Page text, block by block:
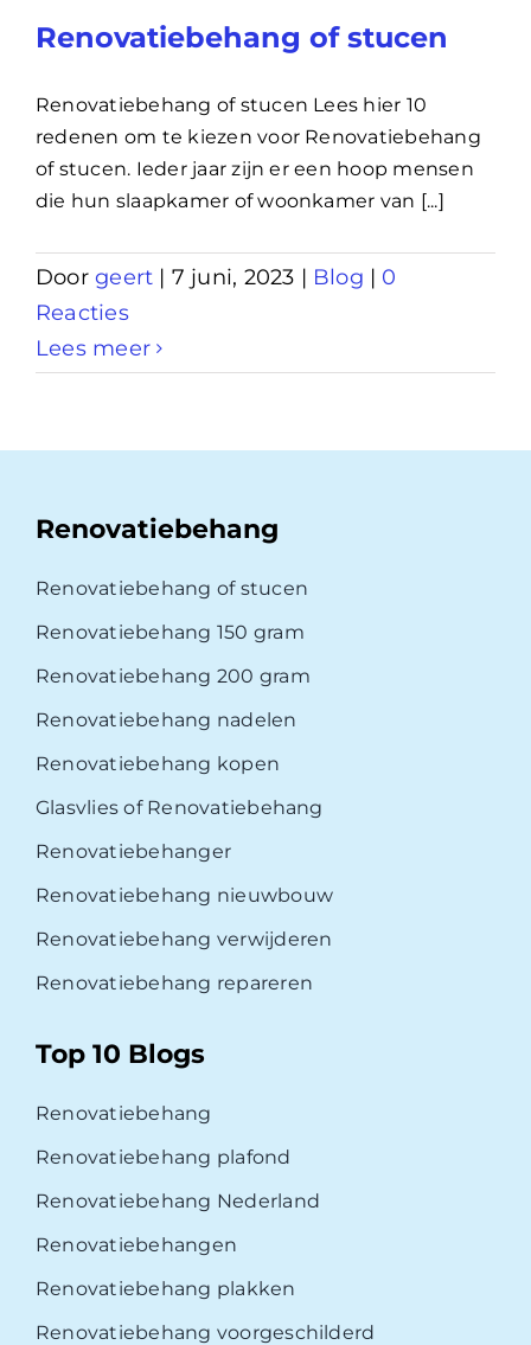
Renovatiebehang of stucen
Renovatiebehang of stucen Lees hier 10
redenen om te kiezen voor Renovatiebehang
of stucen. Ieder jaar zijn er een hoop mensen
die hun slaapkamer of woonkamer van [...]
Doorgeert | 7 juni, 2023 | Blog | 0
Reacties
Lees meer
Renovatiebehang
Renovatiebehang of stucen
Renovatiebehang 150 gram
Renovatiebehang 200 gram
Renovatiebehang nadelen
Renovatiebehang kopen
Glasvlies of Renovatiebehang
Renovatiebehanger
Renovatiebehang nieuwbouw
Renovatiebehang verwijderen
Renovatiebehang repareren
Top 10 Blogs
Renovatiebehang
Renovatiebehang plafond
Renovatiebehang Nederland
Renovatiebehangen
Renovatiebehang plakken
Renovatiebehang voorgeschilderd